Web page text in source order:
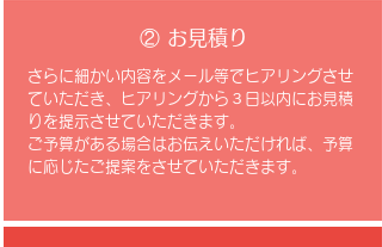
​② お見積り
さらに細かい内容をメール等でヒアリングさせ
ていただき、ヒアリングから３日以内にお見積
りを提示させていただきます。
​ご予算がある場合はお伝えいただければ、予算
に応じたご提案をさせていただきます。